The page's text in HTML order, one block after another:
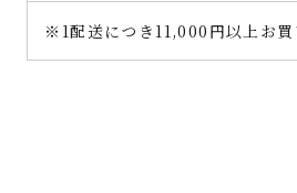
※1配送につき11,000円以上お